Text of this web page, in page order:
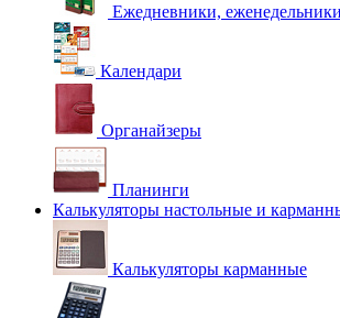
Ежедневники,
Календари
Органайзеры
Планинги
Калькуляторы настольные и
Калькуляторы карманные